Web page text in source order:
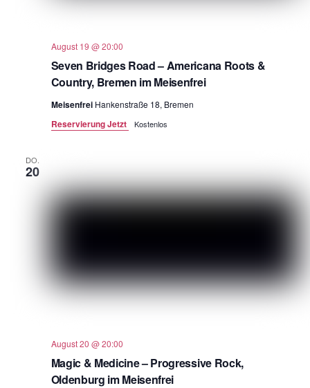
Seven Bridges Road – Americana Roots &
Country, Bremen im Meisenfrei
August 19 @ 20:00
Meisenfrei Hankenstraße 18, Bremen
Reservierung Jetzt Kostenlos
DO.
20
Magic & Medicine – Progressive Rock,
Oldenburg im Meisenfrei
August 20 @ 20:00